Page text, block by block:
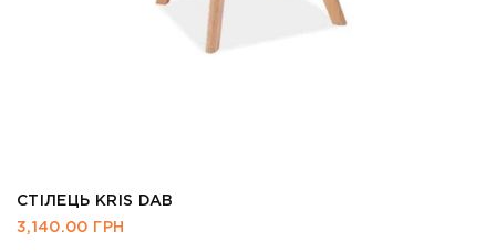
СТІЛЕЦЬ KRIS DAB
3,140.00 ГРН